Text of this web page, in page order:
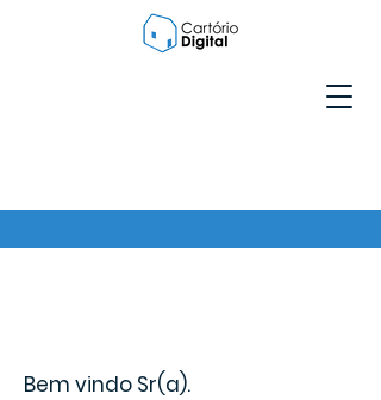
Bem vindo Sr(a).